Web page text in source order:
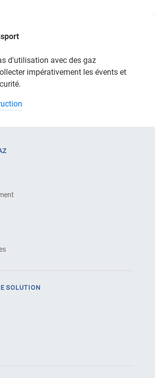
d'utilisation avec des gaz
impérativement les évents et
SOLUTION